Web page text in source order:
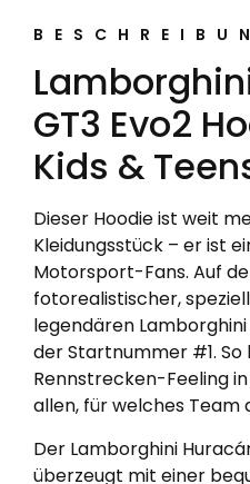
GT3 Evo2
Kids &
Dieser Hoodie ist weit
Kleidungsstück – er ist
Motorsport-Fans. Auf
fotorealistischer,
legendären
der Startnummer #1.
Rennstrecken-Feeling
allen, für welches Team
Der Lamborghini
überzeugt mit einer